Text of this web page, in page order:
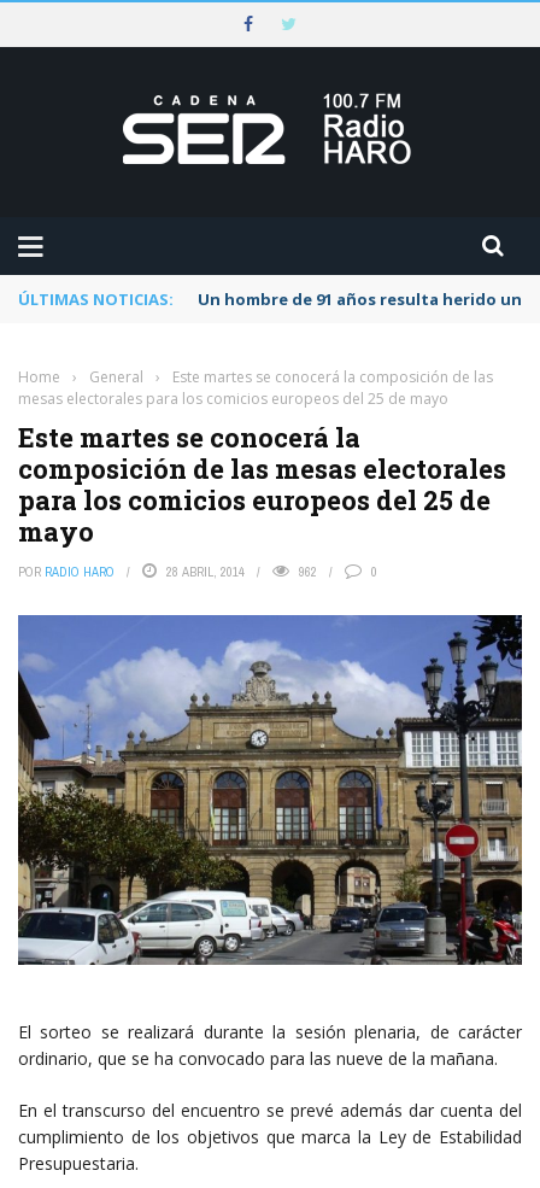
ÚLTIMAS NOTICIAS: Un hombre de 91 años resulta herido
Home › General ›
Este martes se conocerá la composición de las
mesas electorales para los comicios europeos del 25 de mayo
Este martes se conocerá la
composición de las mesas electorales
para los comicios europeos del 25 de
mayo
POR RADIO HARO 28 ABRIL, 2014 962 0
El sorteo se realizará durante la sesión plenaria, de carácter
ordinario, que se ha convocado para las nueve de la mañana.
En el transcurso del encuentro se prevé además dar cuenta del
cumplimiento de los objetivos que marca la Ley de Estabilidad
Presupuestaria.